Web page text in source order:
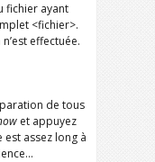
fichier ayant
<fichier>.
effectuée.
de tous
et appuyez
est assez long à